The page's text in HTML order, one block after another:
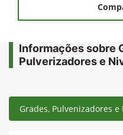
Informações sobre
Pulverizadores e
Grades, Pulvenizadores